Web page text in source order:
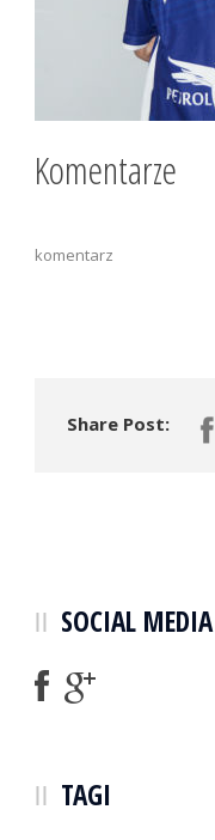
Komentarze
komentarz
Share Post:
SOCIAL MEDIA
TAGI